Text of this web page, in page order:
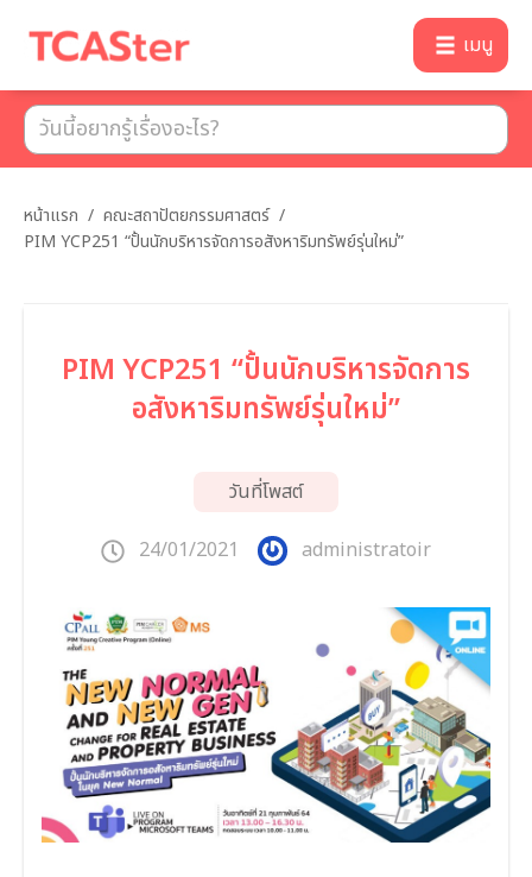
เมนู
หน้าแรก / คณะสถาปัตยกรรมศาสตร์ /
PIM YCP251 “ปั้นนักบริหารจัดการอสังหาริมทรัพย์รุ่นใหม่”
PIM YCP251 “ปั้นนักบริหารจัดการ
อสังหาริมทรัพย์รุ่นใหม่”
วันที่โพสต์
24/01/2021 administratoir